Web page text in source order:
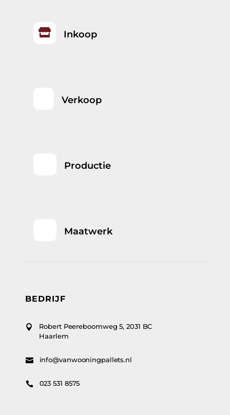
 Inkoop
Verkoop
Productie
Maatwerk
BEDRIJF

Robert Peereboomweg 5, 2031 BC
Haarlem
 info@vanwooningpallets.nl
 023 531 8575